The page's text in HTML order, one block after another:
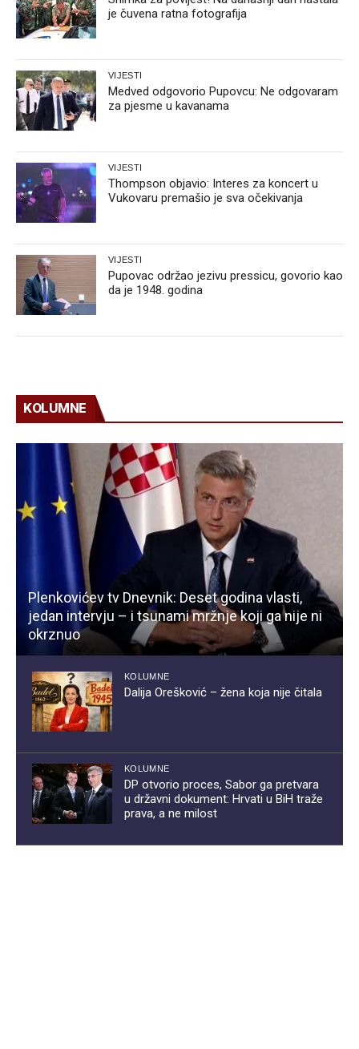
je čuvena ratna fotografija
VIJESTI
Medved odgovorio Pupovcu: Ne odgovaram
za pjesme u kavanama
VIJESTI
Thompson objavio: Interes za koncert u
Vukovaru premašio je sva očekivanja
VIJESTI
Pupovac održao jezivu pressicu, govorio kao
da je 1948. godina
KOLUMNE
Plenkovićev tv Dnevnik: Deset godina vlasti,
jedan intervju – i tsunami mržnje koji ga nije ni
okrznuo
KOLUMNE
Dalija Orešković – žena koja nije čitala
KOLUMNE
DP otvorio proces, Sabor ga pretvara
u državni dokument: Hrvati u BiH traže
prava, a ne milost